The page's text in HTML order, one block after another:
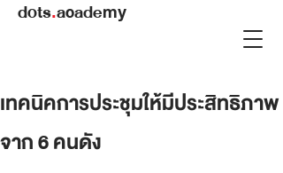
dots.academy
เทคนิคการประชุมให้มีประสิทธิภาพ
จาก 6 คนดัง